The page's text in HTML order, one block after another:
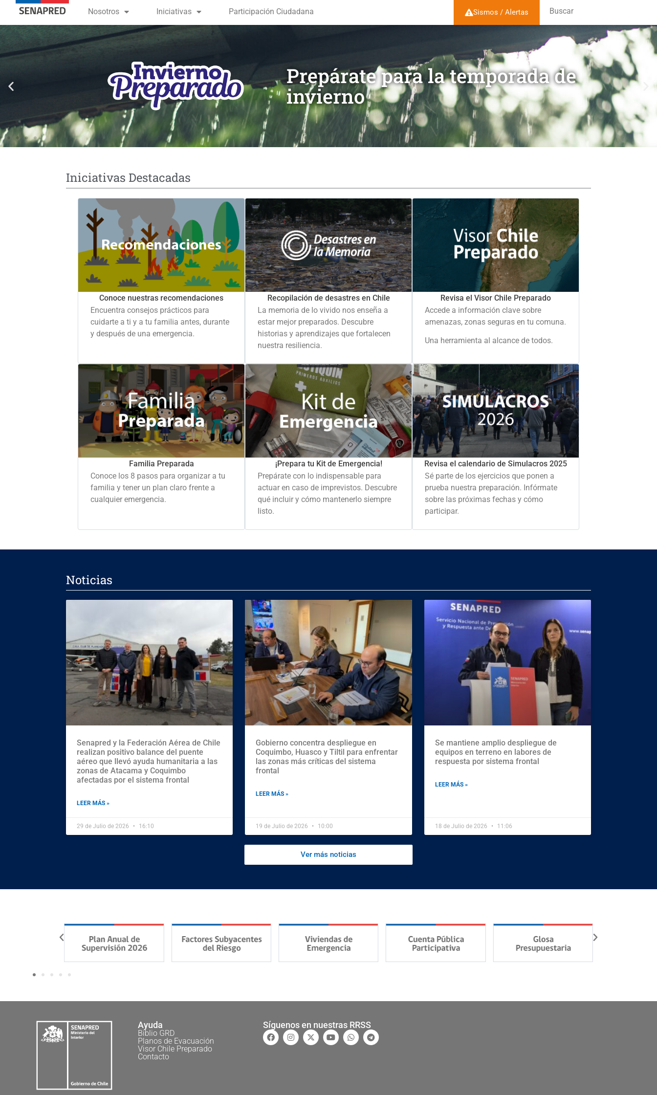
contenido
Nosotros Iniciativas Participación Ciudadana Sismos / Alertas Buscar
Prepárate para la temporada de
invierno
Iniciativas Destacadas
Conoce nuestras recomendaciones
Encuentra consejos prácticos para
cuidarte a ti y a tu familia antes, durante
y después de una emergencia.
Recopilación de desastres en Chile
La memoria de lo vivido nos enseña a
estar mejor preparados. Descubre
historias y aprendizajes que fortalecen
nuestra resiliencia.
Revisa el Visor Chile Preparado
Accede a información clave sobre
amenazas, zonas seguras en tu comuna.
Una herramienta al alcance de todos.
Familia Preparada
Conoce los 8 pasos para organizar a tu
familia y tener un plan claro frente a
cualquier emergencia.
¡Prepara tu Kit de Emergencia!
Prepárate con lo indispensable para
actuar en caso de imprevistos. Descubre
qué incluir y cómo mantenerlo siempre
listo.
Revisa el calendario de Simulacros 2025
Sé parte de los ejercicios que ponen a
prueba nuestra preparación. Infórmate
sobre las próximas fechas y cómo
participar.
Noticias
Senapred y la Federación Aérea de Chile
realizan positivo balance del puente
aéreo que llevó ayuda humanitaria a las
zonas de Atacama y Coquimbo
afectadas por el sistema frontal
LEER MÁS »
29 de Julio de 2026 16:10
Gobierno concentra despliegue en
Coquimbo, Huasco y Tiltil para enfrentar
las zonas más críticas del sistema
frontal
LEER MÁS »
19 de Julio de 2026 10:00
Se mantiene amplio despliegue de
equipos en terreno en labores de
respuesta por sistema frontal
LEER MÁS »
18 de Julio de 2026 11:06
Ver más noticias
Ayuda
Biblio GRD
Planos de Evacuación
Visor Chile Preparado
Contacto
Síguenos en nuestras RRSS